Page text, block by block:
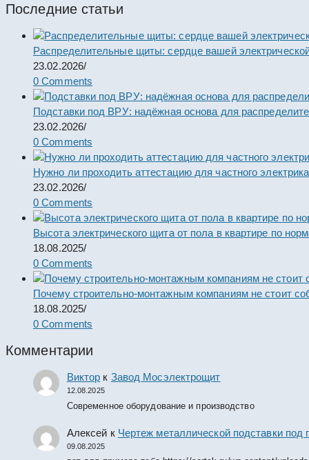
Последние статьи
Распределительные щиты: сердце вашей
23.02.2026/
0 Comments
Подставки под ВРУ: надёжная основа для
23.02.2026/
0 Comments
Нужно ли проходить аттестацию для частного
23.02.2026/
0 Comments
Высота электрического щита от пола в квартире по
18.08.2025/
0 Comments
Почему строительно-монтажным компаниям не стоит
18.08.2025/
0 Comments
Комментарии
Виктор к Завод Мосэлектрощит
12.08.2025
Современное оборудование и производство
Алексей к Чертеж металлической подставки
09.08.2025